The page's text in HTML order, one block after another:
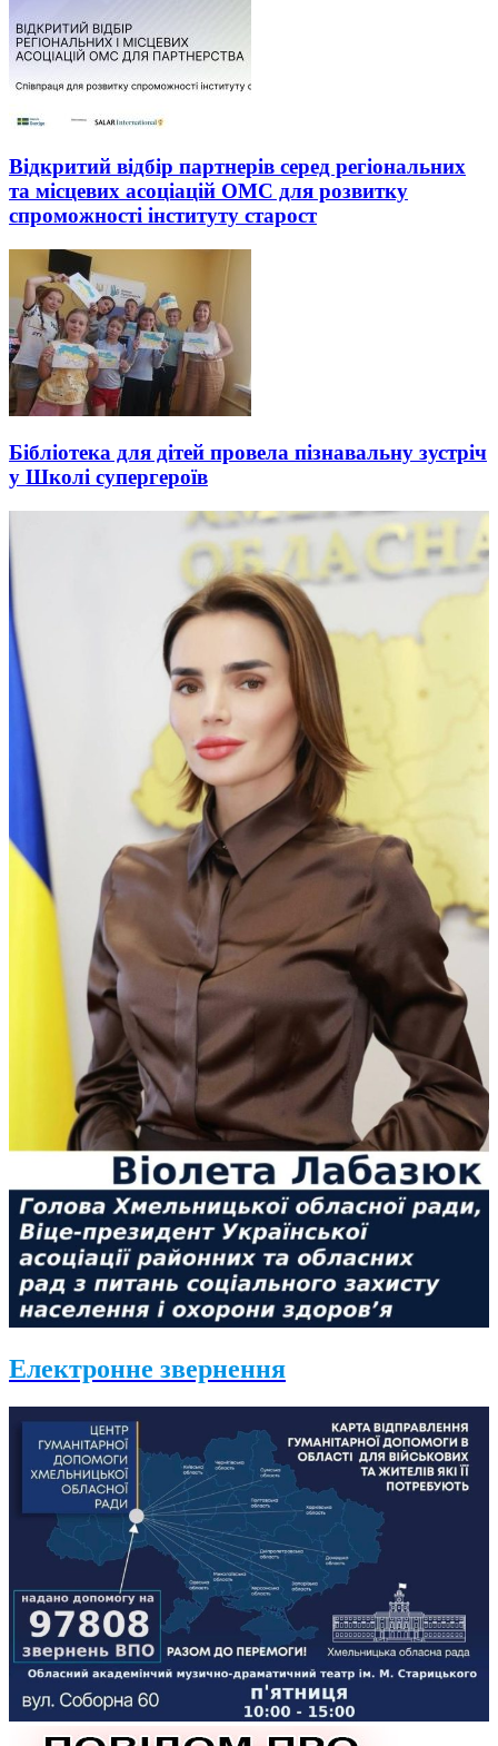
Відкритий відбір партнерів серед регіональних
та місцевих асоціацій ОМС для розвитку
спроможності інституту старост
Бібліотека для дітей провела пізнавальну зустріч
у Школі супергероїв
Електронне звернення